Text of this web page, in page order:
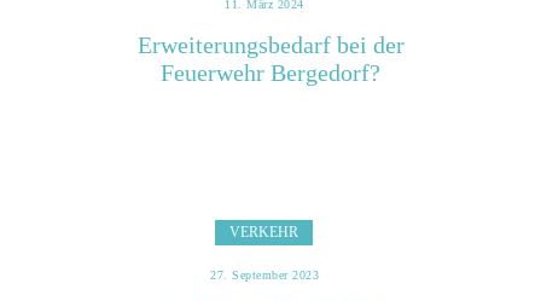
11. März 2024
Erweiterungsbedarf bei der
Feuerwehr Bergedorf?
VERKEHR
27. September 2023